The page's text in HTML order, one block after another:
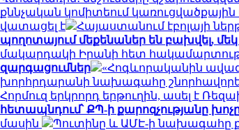
քննչական կոմիտեում
վատացել է
Հայաստանում էբոլայի
պողոտայում մեքենաներ են բախվել, մեկ
մակարդակի Իրանի հետ
զարգացումներ
«Հոգևորականին
խորհրդարանի նախագահը
Հորմուզ երկրորդ երթուղին, ասել է
հետապնդում՝ ՔՊ-ի քարոզչությանը
մասին
Պուտինը և ԱՄԷ-ի նախագահը